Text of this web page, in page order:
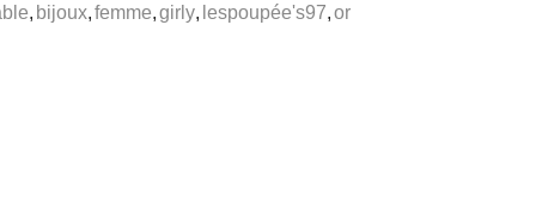
, bijoux,femme,girly, lespoupée's97,or